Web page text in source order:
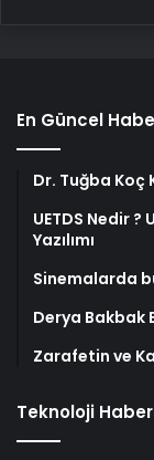
En Güncel
Dr. Tuğba Koç
UETDS Nedir ?
Yazılımı
Sinemalarda
Derya Bakbak
Zarafetin ve
Teknoloji